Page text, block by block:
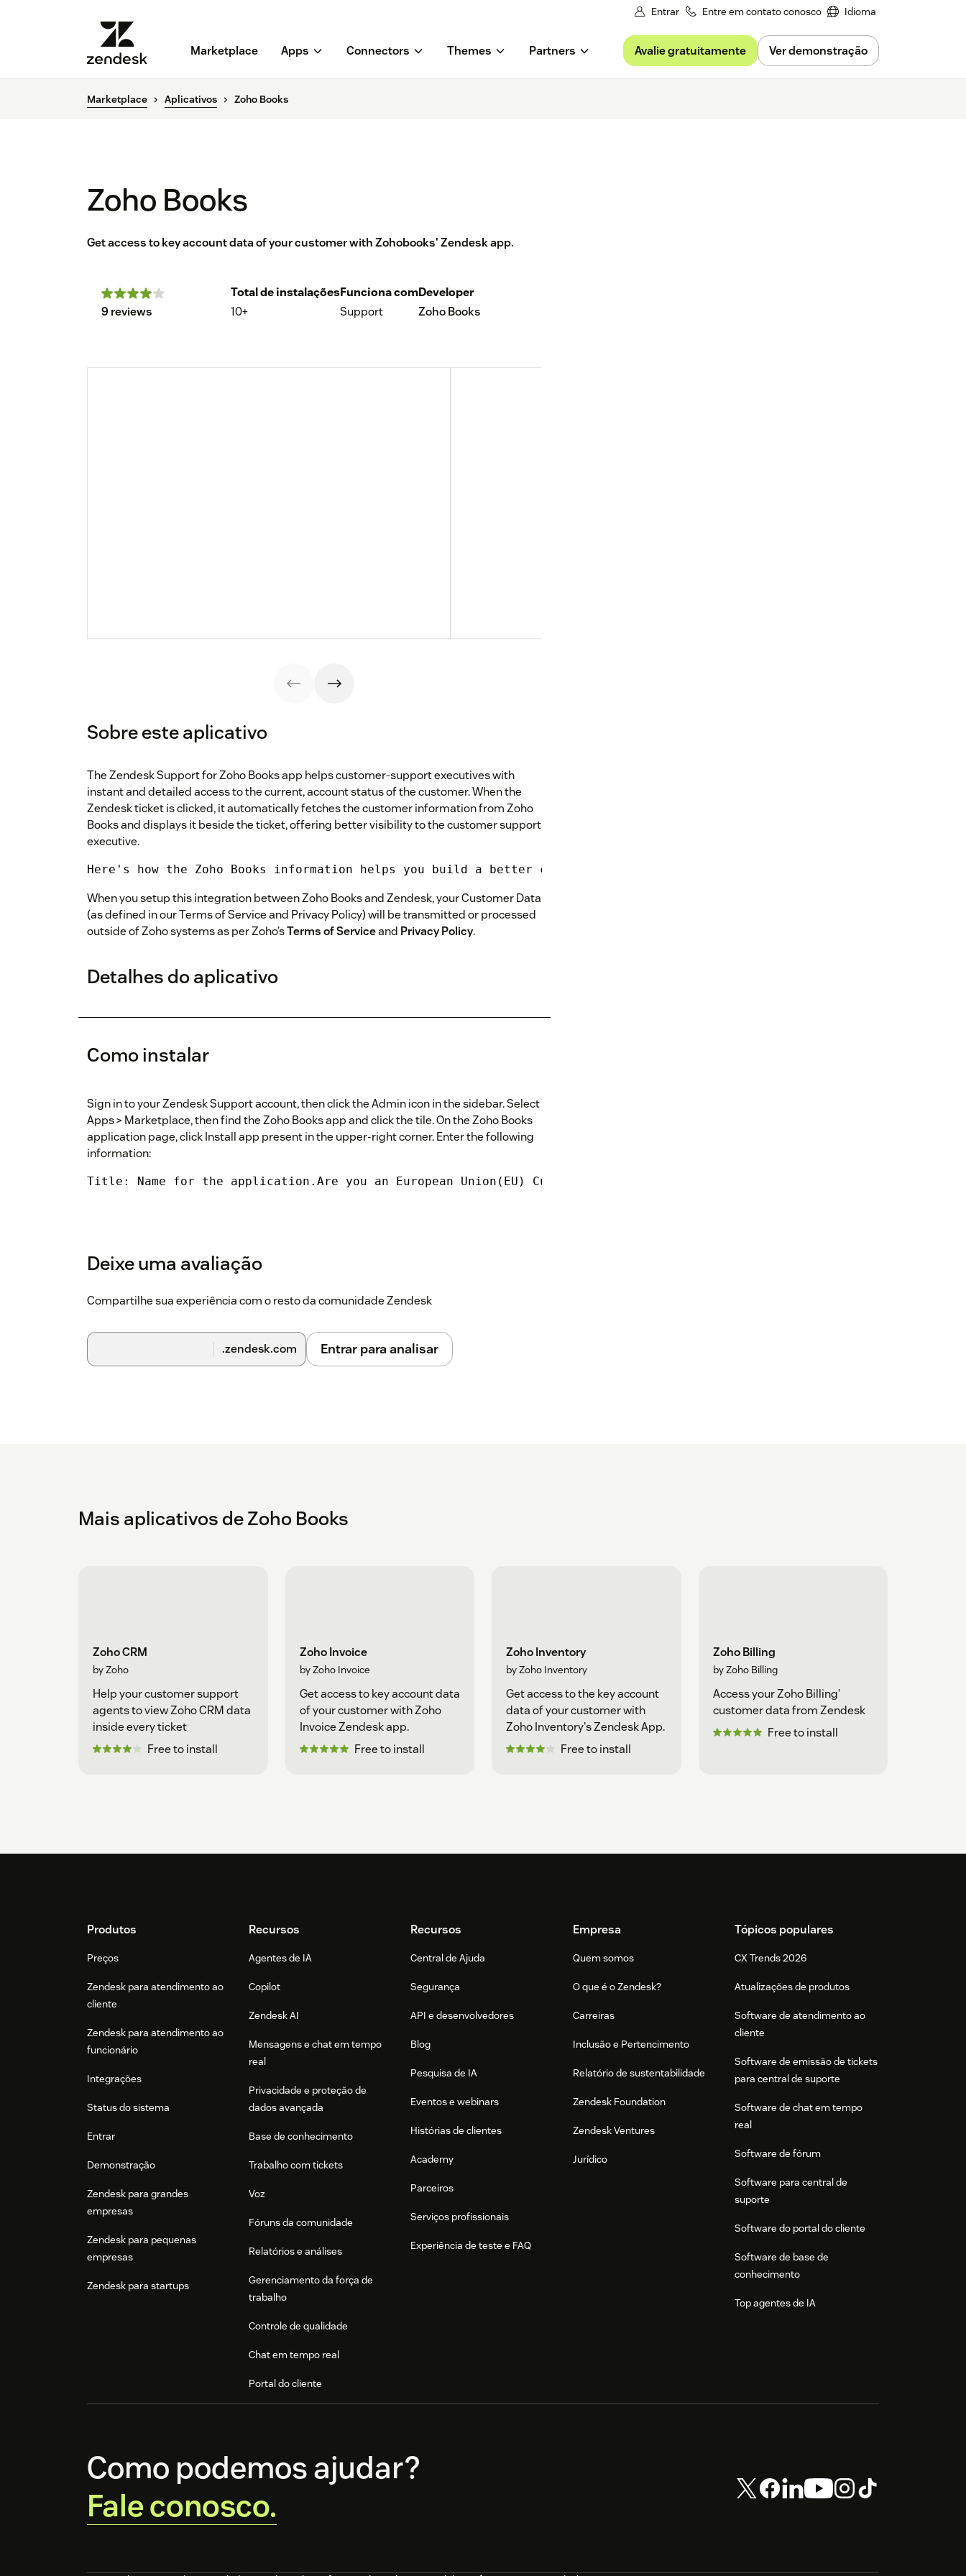
Entrar Entre em contato conosco Idioma
Marketplace Apps Connectors Themes Partners Avalie gratuitamente Ver demonstração
Marketplace Aplicativos Zoho Books
Zoho Books
Get access to key account data of your customer with Zohobooks' Zendesk app.
9 reviews
Total de instalações
10+
Funciona com
Support
Developer
Zoho Books
Sobre este aplicativo
The Zendesk Support for Zoho Books app helps customer-support executives with
instant and detailed access to the current, account status of the customer. When the
Zendesk ticket is clicked, it automatically fetches the customer information from Zoho
Books and displays it beside the ticket, offering better visibility to the customer support
executive.
Here's how the Zoho Books information helps you build a better customer conversation in Zendesk:* Contact
When you setup this integration between Zoho Books and Zendesk, your Customer Data
(as defined in our Terms of Service and Privacy Policy) will be transmitted or processed
outside of Zoho systems as per Zoho’sTerms of Serviceand Privacy Policy.
Detalhes do aplicativo
Como instalar
Sign in to your Zendesk Support account, then click the Admin icon in the sidebar. Select
Apps > Marketplace, then find the Zoho Books app and click the tile. On the Zoho Books
application page, click Install app present in the upper-right corner. Enter the following
information:
Title: Name for the application.Are you an European Union(EU) Customer?: To access the European edition of Zoho
Deixe uma avaliação
Compartilhe sua experiência com o resto da comunidade Zendesk
.zendesk.com Entrar para analisar
Mais aplicativos de Zoho Books
Zoho CRM
by Zoho
Help your customer support
agents to view Zoho CRM data
inside every ticket
Free to install
Zoho Invoice
by Zoho Invoice
Get access to key account data
of your customer with Zoho
Invoice Zendesk app.
Free to install
Zoho Inventory
by Zoho Inventory
Get access to the key account
data of your customer with
Zoho Inventory's Zendesk App.
Free to install
Zoho Billing
by Zoho Billing
Access your Zoho Billing’
customer data from Zendesk
Free to install
FooterProdutos
Preços
Zendesk para atendimento ao
cliente
Zendesk para atendimento ao
funcionário
Integrações
Status do sistema
Entrar
Demonstração
Zendesk para grandes
empresas
Zendesk para pequenas
empresas
Zendesk para startups
Recursos
Agentes de IA
Copilot
Zendesk AI
Mensagens e chat em tempo
real
Privacidade e proteção de
dados avançada
Base de conhecimento
Trabalho com tickets
Voz
Fóruns da comunidade
Relatórios e análises
Gerenciamento da força de
trabalho
Controle de qualidade
Chat em tempo real
Portal do cliente
Recursos
Central de Ajuda
Segurança
API e desenvolvedores
Blog
Pesquisa de IA
Eventos e webinars
Histórias de clientes
Academy
Parceiros
Serviços profissionais
Experiência de teste e FAQ
Empresa
Quem somos
O que é o Zendesk?
Carreiras
Inclusão e Pertencimento
Relatório de sustentabilidade
Zendesk Foundation
Zendesk Ventures
Jurídico
Tópicos populares
CX Trends 2026
Atualizações de produtos
Software de atendimento ao
cliente
Software de emissão de tickets
para central de suporte
Software de chat em tempo
real
Software de fórum
Software para central de
suporte
Software do portal do cliente
Software de base de
conhecimento
Top agentes de IA
Como podemos ajudar?
Fale conosco.